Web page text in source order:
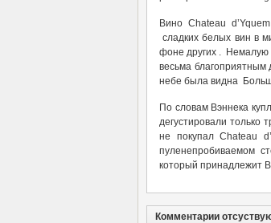
Вино Chateau
сладких белых вин в
фоне других . Немалую
весьма благоприятным
небе была видна
По словам Вэннека
дегустировали только
не покупал Chateau
пуленепробиваемом
который принадлежит
Комментарии